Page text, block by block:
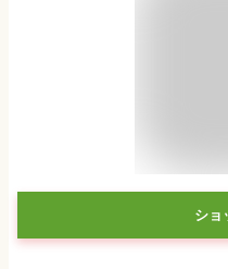
ショ